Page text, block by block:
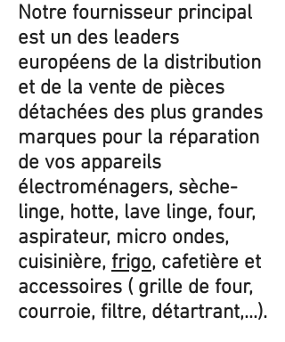
Notre fournisseur principal
est un des leaders
européens de la distribution
et de la vente de pièces
détachées des plus grandes
marques pour la réparation
de vos appareils
électroménagers, sèche-
linge, hotte, lave linge, four,
aspirateur, micro ondes,
cuisinière, frigo, cafetière et
accessoires ( grille de four,
courroie, filtre, détartrant,...).